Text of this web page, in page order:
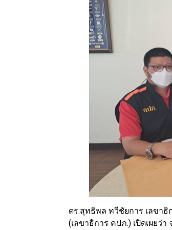
ดร.สุทธิพล ทวีชัยการ เลขา
(เลขาธิการ คปภ.) เปิดเผยว่